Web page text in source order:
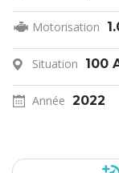
Motorisation
Situation 100
Année 2022